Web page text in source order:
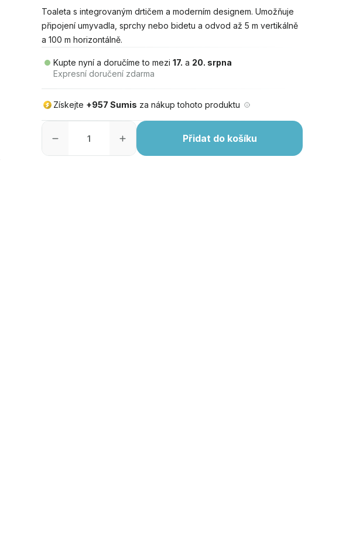
Toaleta s integrovaným drtičem a moderním designem. Umožňuje
připojení umyvadla, sprchy nebo bidetu a odvod až 5 m vertikálně
a 100 m horizontálně.
Kupte nyní a doručíme to mezi 17. a 20. srpna
Expresní doručení zdarma
Získejte +957 Sumis za nákup tohoto produktu
Přidat do košíku